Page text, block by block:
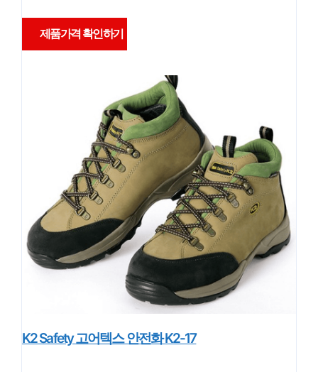
제품가격 확인하기
K2 Safety 고어텍스 안전화 K2-17